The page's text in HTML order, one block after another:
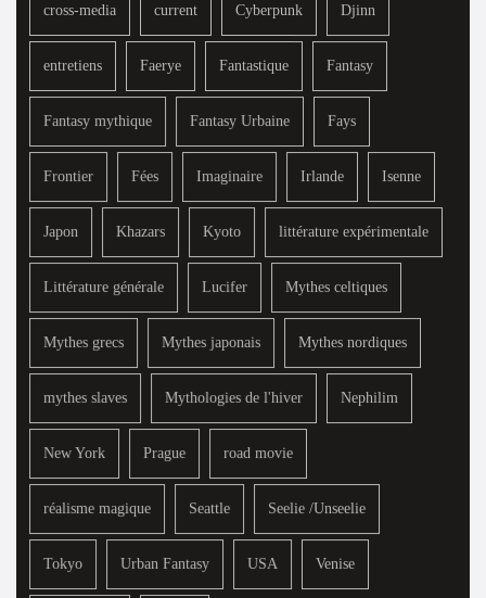
cross-media current Cyberpunk Djinn
entretiens Faerye Fantastique Fantasy
Fantasy mythique Fantasy Urbaine Fays
Frontier Fées Imaginaire Irlande Isenne
Japon Khazars Kyoto littérature expérimentale
Littérature générale Lucifer Mythes celtiques
Mythes grecs Mythes japonais Mythes nordiques
mythes slaves Mythologies de l'hiver Nephilim
New York Prague road movie
réalisme magique Seattle Seelie /Unseelie
Tokyo Urban Fantasy USA Venise